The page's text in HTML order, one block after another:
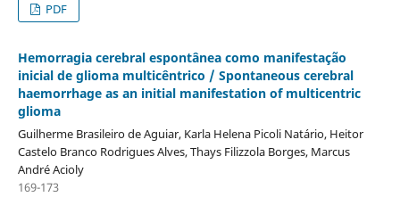
PDF
Hemorragia cerebral espontânea como manifestação
inicial de glioma multicêntrico / Spontaneous cerebral
haemorrhage as an initial manifestation of multicentric
glioma
Guilherme Brasileiro de Aguiar, Karla Helena Picoli Natário, Heitor
Castelo Branco Rodrigues Alves, Thays Filizzola Borges, Marcus
André Acioly
169-173